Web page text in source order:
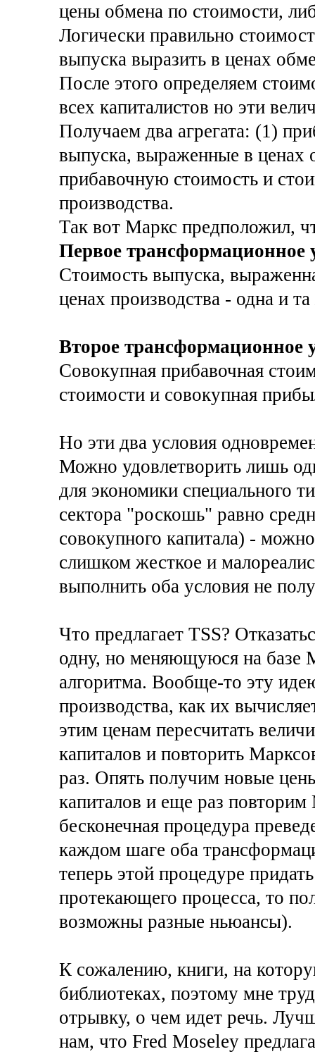
цены обмена по стоимости,
Логически правильно
выпуска выразить в ценах
После этого определяем
всех капиталистов но эти
Получаем два агрегата: (1)
выпуска, выраженные в ценах
прибавочную стоимость и
производства.
Так вот Маркс предположил,
Первое трансформационное
Стоимость выпуска,
ценах производства - одна и
Второе трансформационное
Совокупная прибавочная
стоимости и совокупная
Но эти два условия
Можно удовлетворить лишь
для экономики специального
сектора "роскошь" равно
совокупного капитала) -
слишком жесткое и
выполнить оба условия не
Что предлагает TSS?
одну, но меняющуюся на базе
алгоритма. Вообще-то эту
производства, как их
этим ценам пересчитать
капиталов и повторить
раз. Опять получим новые
капиталов и еще раз
бесконечная процедура
каждом шаге оба
теперь этой процедуре
протекающего процесса, то
возможны разные ньюансы).
К сожалению, книги, на
библиотеках, поэтому мне
отрывку, о чем идет речь.
нам, что Fred Moseley